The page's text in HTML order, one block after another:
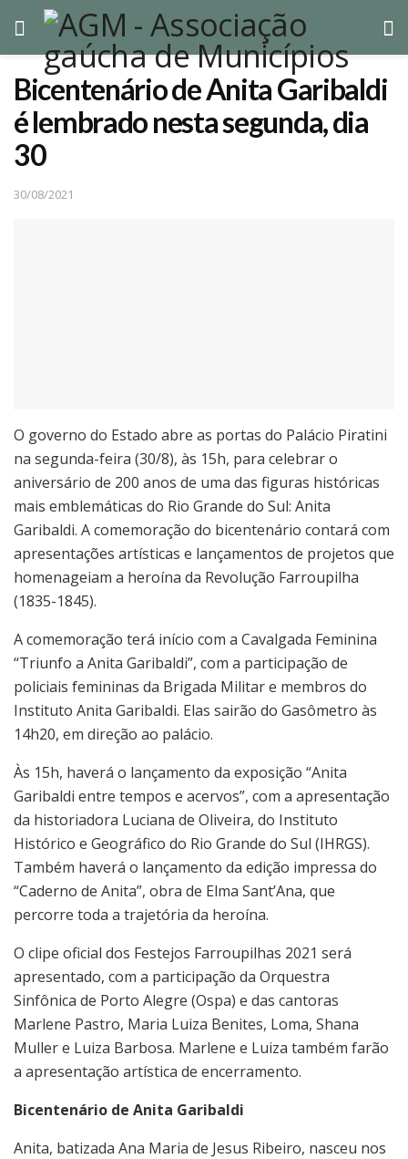
Bicentenário de Anita Garibaldi
é lembrado nesta segunda, dia
30
30/08/2021
O governo do Estado abre as portas do Palácio Piratini
na segunda-feira (30/8), às 15h, para celebrar o
aniversário de 200 anos de uma das figuras históricas
mais emblemáticas do Rio Grande do Sul: Anita
Garibaldi. A comemoração do bicentenário contará com
apresentações artísticas e lançamentos de projetos que
homenageiam a heroína da Revolução Farroupilha
(1835-1845).
A comemoração terá início com a Cavalgada Feminina
“Triunfo a Anita Garibaldi”, com a participação de
policiais femininas da Brigada Militar e membros do
Instituto Anita Garibaldi. Elas sairão do Gasômetro às
14h20, em direção ao palácio.
Às 15h, haverá o lançamento da exposição “Anita
Garibaldi entre tempos e acervos”, com a apresentação
da historiadora Luciana de Oliveira, do Instituto
Histórico e Geográfico do Rio Grande do Sul (IHRGS).
Também haverá o lançamento da edição impressa do
“Caderno de Anita”, obra de Elma Sant’Ana, que
percorre toda a trajetória da heroína.
O clipe oficial dos Festejos Farroupilhas 2021 será
apresentado, com a participação da Orquestra
Sinfônica de Porto Alegre (Ospa) e das cantoras
Marlene Pastro, Maria Luiza Benites, Loma, Shana
Muller e Luiza Barbosa. Marlene e Luiza também farão
a apresentação artística de encerramento.
Bicentenário de Anita Garibaldi
Anita, batizada Ana Maria de Jesus Ribeiro, nasceu nos